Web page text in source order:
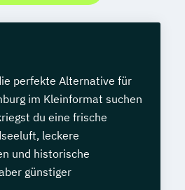
perfekte Alternative für
im Kleinformat suchen
du eine frische
leckere
und historische
günstiger